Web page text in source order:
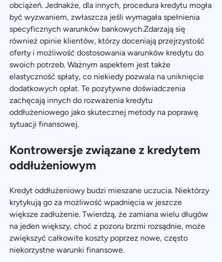
obciążeń. Jednakże, dla innych, procedura kredytu mogła
być wyzwaniem, zwłaszcza jeśli wymagała spełnienia
specyficznych warunków bankowych.Zdarzają się
również opinie klientów, którzy doceniają przejrzystość
oferty i możliwość dostosowania warunków kredytu do
swoich potrzeb. Ważnym aspektem jest także
elastyczność spłaty, co niekiedy pozwala na uniknięcie
dodatkowych opłat. Te pozytywne doświadczenia
zachęcają innych do rozważenia kredytu
oddłużeniowego jako skutecznej metody na poprawę
sytuacji finansowej.
Kontrowersje związane z kredytem
oddłużeniowym
Kredyt oddłużeniowy budzi mieszane uczucia. Niektórzy
krytykują go za możliwość wpadnięcia w jeszcze
większe zadłużenie. Twierdzą, że zamiana wielu długów
na jeden większy, choć z pozoru brzmi rozsądnie, może
zwiększyć całkowite koszty poprzez nowe, często
niekorzystne warunki finansowe.